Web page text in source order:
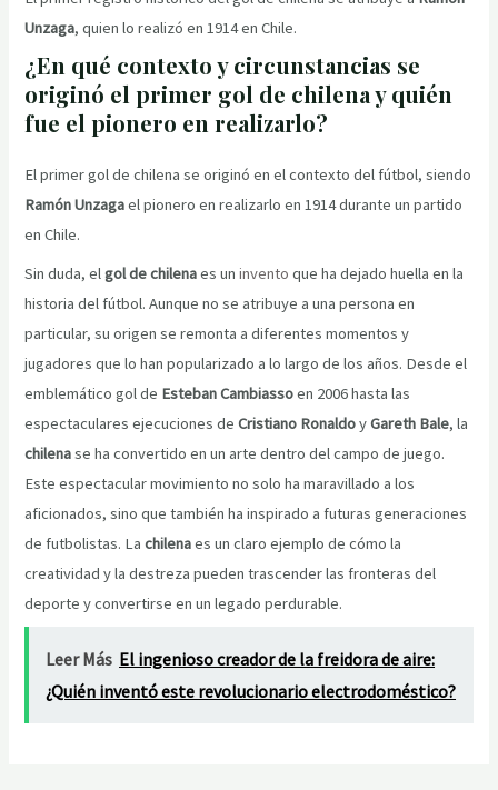
Unzaga, quien lo realizó en 1914 en Chile.
¿En qué contexto y circunstancias se
originó el primer gol de chilena y quién
fue el pionero en realizarlo?
El primer gol de chilena se originó en el contexto del fútbol, siendo
Ramón Unzagael pionero en realizarlo en 1914 durante un partido
en Chile.
Sin duda, elgol de chilenaes uninvento que ha dejado huella en la
historia del fútbol. Aunque no se atribuye a una persona en
particular, su origen se remonta a diferentes momentos y
jugadores que lo han popularizado a lo largo de los años. Desde el
emblemático gol de Esteban Cambiassoen 2006 hasta las
espectaculares ejecuciones deCristiano RonaldoyGareth Bale, la
chilenase ha convertido en un arte dentro del campo de juego.
Este espectacular movimiento no solo ha maravillado a los
aficionados, sino que también ha inspirado a futuras generaciones
de futbolistas. Lachilenaes un claro ejemplo de cómo la
creatividad y la destreza pueden trascender las fronteras del
deporte y convertirse en un legado perdurable.
Leer Más El ingenioso creador de la freidora de aire:
¿Quién inventó este revolucionario electrodoméstico?